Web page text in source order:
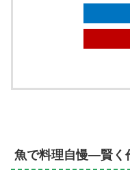
魚で料理自慢―賢く